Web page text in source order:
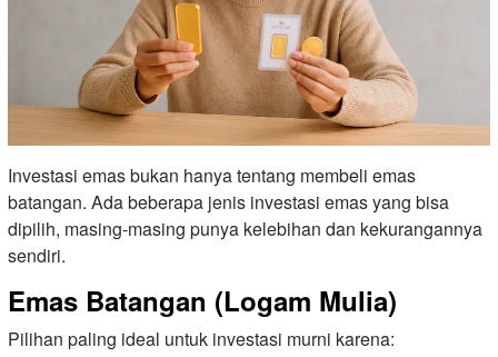
Investasi emas bukan hanya tentang membeli emas
batangan. Ada beberapa jenis investasi emas yang bisa
dipilih, masing-masing punya kelebihan dan kekurangannya
sendiri.
Emas Batangan (Logam Mulia)
Pilihan paling ideal untuk investasi murni karena: